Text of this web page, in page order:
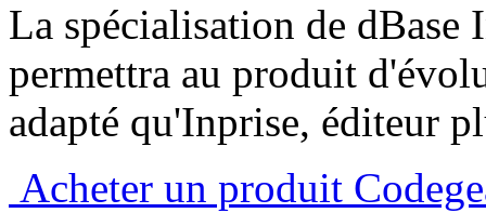
La spécialisation de dBase
permettra au produit
adapté qu'Inprise, éditeur
Acheter un produit